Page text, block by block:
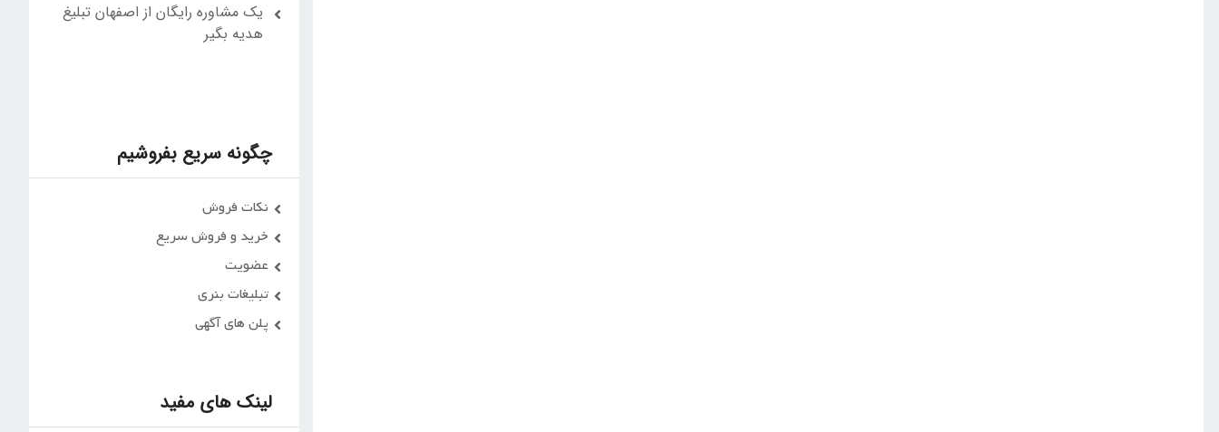
یک مشاوره رایگان از اصفهان تبلیغ
هدیه بگیر
چگونه سریع بفروشیم
نکات فروش
خرید و فروش سریع
عضویت
تبلیغات بنری
پلن های آگهی
لینک های مفید